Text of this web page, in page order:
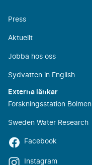
Press
Aktuellt
Jobba hos oss
Sydvatten in English
Externa länkar
Forskningsstation Bolmen
Sweden Water Research
Facebook
Instagram